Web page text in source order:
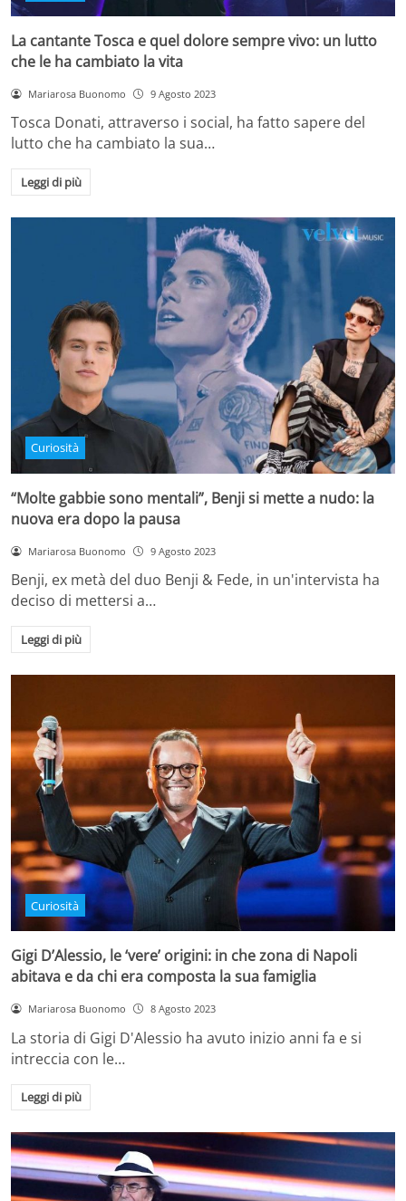
La cantante Tosca e quel dolore sempre vivo: un lutto
che le ha cambiato la vita
Mariarosa Buonomo 9 Agosto 2023
Tosca Donati, attraverso i social, ha fatto sapere del
lutto che ha cambiato la sua…
Leggi di più
Curiosità
“Molte gabbie sono mentali”, Benji si mette a nudo: la
nuova era dopo la pausa
Mariarosa Buonomo 9 Agosto 2023
Benji, ex metà del duo Benji & Fede, in un'intervista ha
deciso di mettersi a…
Leggi di più
Curiosità
Gigi D’Alessio, le ‘vere’ origini: in che zona di Napoli
abitava e da chi era composta la sua famiglia
Mariarosa Buonomo 8 Agosto 2023
La storia di Gigi D'Alessio ha avuto inizio anni fa e si
intreccia con le…
Leggi di più